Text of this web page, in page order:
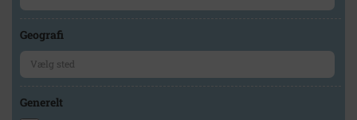
Geografi
Generelt